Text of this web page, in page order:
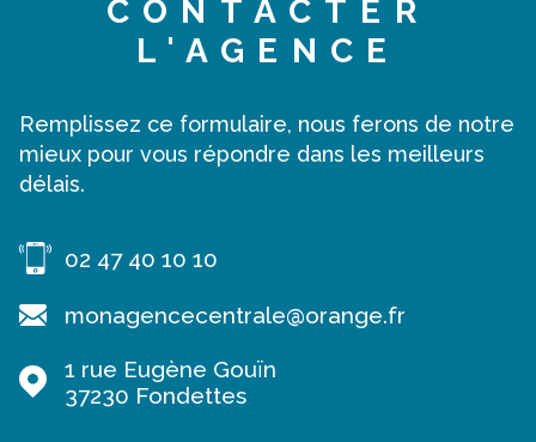
CONTACTER
L'AGENCE
Remplissez ce formulaire, nous ferons de notre
mieux pour vous répondre dans les meilleurs
délais.
02 47 40 10 10
monagencecentrale@orange.fr
1 rue Eugène Gouïn
37230
Fondettes